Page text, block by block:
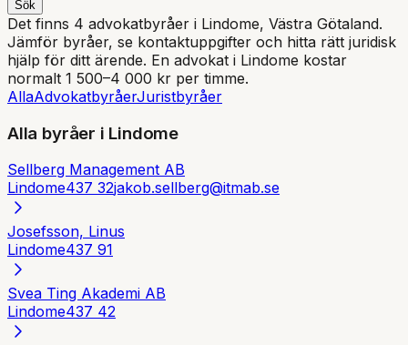
Sök
Det finns 4 advokatbyråer i Lindome, Västra Götaland.
Jämför byråer, se kontaktuppgifter och hitta rätt juridisk
hjälp för ditt ärende. En advokat i Lindome kostar
normalt 1 500–4 000 kr per timme.
AllaAdvokatbyråerJuristbyråer
Alla byråer i Lindome
Sellberg Management AB
Lindome437 32jakob.sellberg@itmab.se
Josefsson, Linus
Lindome437 91
Svea Ting Akademi AB
Lindome437 42